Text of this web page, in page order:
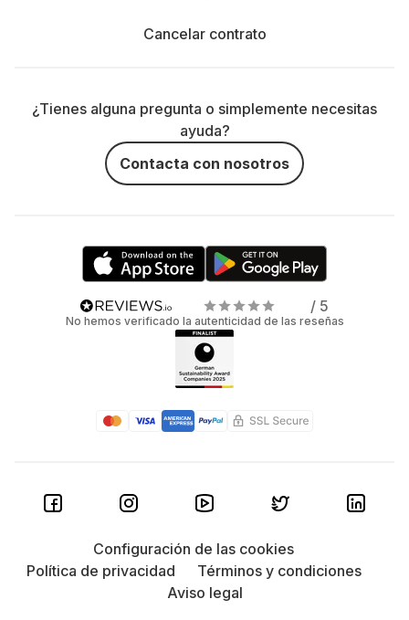
Cancelar contrato
¿Tienes alguna pregunta o simplemente necesitas
ayuda?
Contacta con nosotros
/ 5
No hemos verificado la autenticidad de las reseñas
Configuración de las cookies
Política de privacidad
Términos y condiciones
Aviso legal